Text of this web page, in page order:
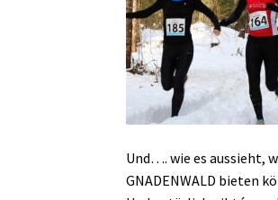
Und…. wie es aussieht,
GNADENWALD bieten